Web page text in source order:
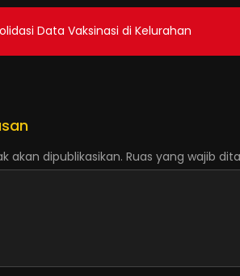
Data Vaksinasi di Kelurahan
akan dipublikasikan. Ruas yang wajib